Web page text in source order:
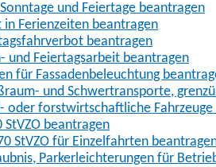
und Feiertage beantragen
in Ferienzeiten beantragen
beantragen
und Feiertagsarbeit beantragen
für Fassadenbeleuchtung
und Schwertransporte,
forstwirtschaftliche Fahrzeuge
beantragen
StVZO für Einzelfahrten
Parkerleichterungen für